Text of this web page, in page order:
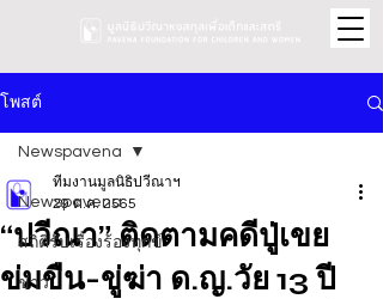
โพสต์
Newspavena
สถิติรับเรื่องร้องทุกข์
ข่าว
Newspavena
“ปวีณา” ติดตามคดีปู่เขย
ข่มขืน-ขู่ฆ่า ด.ญ.วัย 13 ปี
ทีมงานมูลนิธิปวีณาฯ
29 ต.ค. 2565